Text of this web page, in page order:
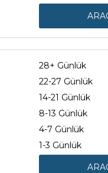
28+ Günlük
22-27 Günlük
14-21 Günlük
8-13 Günlük
4-7 Günlük
1-3 Günlük